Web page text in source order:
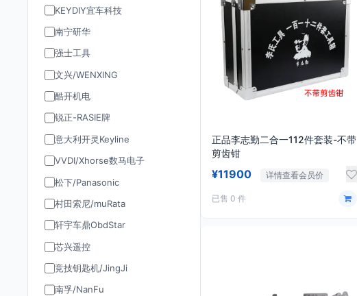
KEYDIY宜车科技
南宁研华
强士工具
文兴/WENXING
酷开机电
锐正-RASIE牌
意大利开灵Keyline
VVDI/Xhorse数马电子
松下/Panasonic
村田索尼/muRata
轩宇车鼎ObdStar
芯兴遥控
竞技钥匙机/JingJi
南孚/NanFu
正品李志勤二合一112件套装-不带
剪齿钳
¥11900 详情查看会员价
已售 0 件